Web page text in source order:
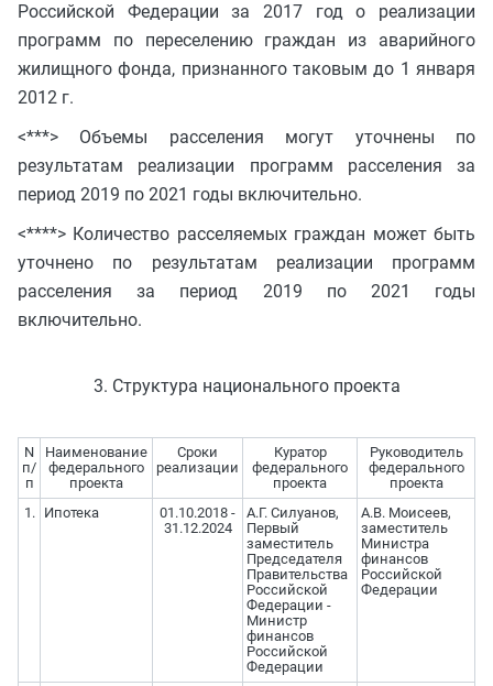
Российской Федерации за 2017 год о реализации
программ по переселению граждан из аварийного
жилищного фонда, признанного таковым до 1 января
2012 г.
<***> Объемы расселения могут уточнены по
результатам реализации программ расселения за
период 2019 по 2021 годы включительно.
<****> Количество расселяемых граждан может быть
уточнено по результатам реализации программ
расселения за период 2019 по 2021 годы
включительно.
3. Структура национального проекта
N
п/
п
Наименование
федерального
проекта
Сроки
реализации
Куратор
федерального
проекта
Руководитель
федерального
проекта
1.
Ипотека
01.10.2018 -
31.12.2024
А.Г. Силуанов,
Первый
заместитель
Председателя
Правительства
Российской
Федерации -
Министр
финансов
Российской
Федерации
А.В. Моисеев,
заместитель
Министра
финансов
Российской
Федерации